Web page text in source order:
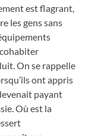
est flagrant,
les gens sans
On se rappelle
ont appris
payant
Où est la